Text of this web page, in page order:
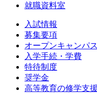
就職資料室
入試情報
募集要項
オープンキャンパス
入学手続・学費
特待制度
奨学金
高等教育の修学支